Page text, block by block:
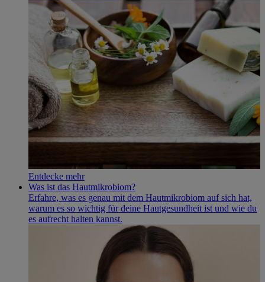
Entdecke mehr
Was ist das Hautmikrobiom?
Erfahre, was es genau mit dem Hautmikrobiom auf sich hat,
warum es so wichtig für deine Hautgesundheit ist und wie du
es aufrecht halten kannst.